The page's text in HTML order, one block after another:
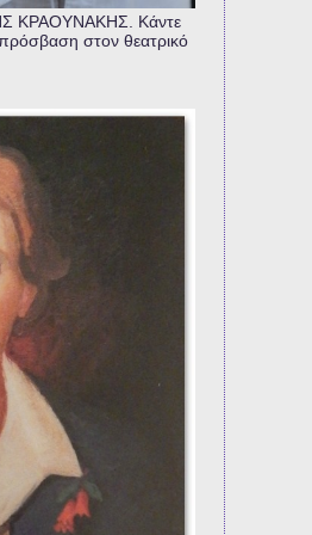
ΚΡΑΟΥΝΑΚΗΣ. Κάντε
στον θεατρικό